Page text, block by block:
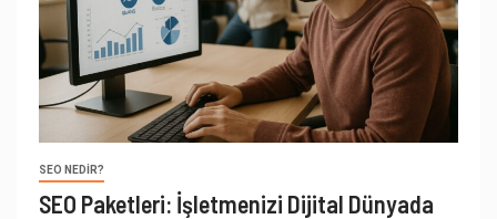
SEO NEDIR?
SEO Paketleri: İşletmenizi Dijital Dünyada